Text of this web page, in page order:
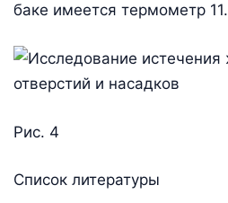
баке имеется термометр 11.
Рис. 4
Список литературы